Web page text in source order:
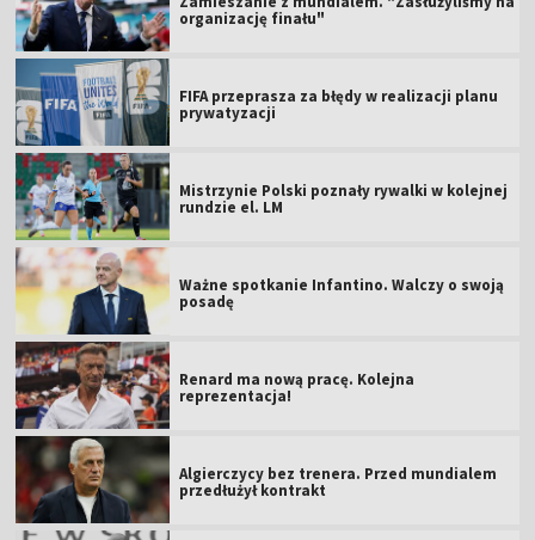
organizację finału"
FIFA przeprasza za błędy w realizacji planu
prywatyzacji
Mistrzynie Polski poznały rywalki w kolejnej
rundzie el. LM
Ważne spotkanie Infantino. Walczy o swoją
posadę
Renard ma nową pracę. Kolejna
reprezentacja!
Algierczycy bez trenera. Przed mundialem
przedłużył kontrakt